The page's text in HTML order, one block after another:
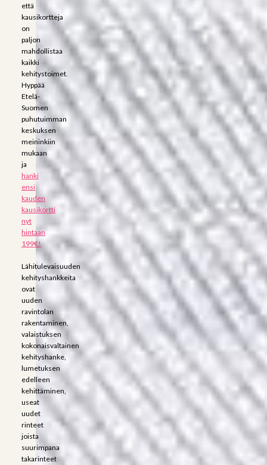
että
kausikortteja
on
paljon
mahdollistaa
kaikki
kehitystoimet.
Hyppää
Etelä-
Suomen
puhutuimman
keskuksen
meininkiin
mukaan
ja
hanki
ensi
kauden
kausikortti
nyt
hintaan
199€!
Lähitulevaisuuden
kehityshankkeita
ovat
uuden
ravintolan
rakentaminen,
valaistuksen
kokonaisvaltainen
kehityshanke,
lumetuksen
edelleen
kehittäminen,
useat
uudet
rinteet
joista
suurimpana
takarinteet